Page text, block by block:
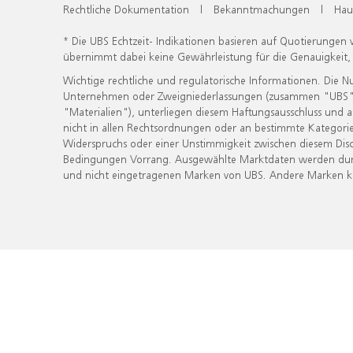
Rechtliche Dokumentation | Bekanntmachungen |
* Die UBS Echtzeit- Indikationen basieren auf
übernimmt dabei keine Gewährleistung für die
Wichtige rechtliche und regulatorische Informationen. Die
Unternehmen oder Zweigniederlassungen (zusammen
"Materialien"), unterliegen diesem Haftungsausschluss
nicht in allen Rechtsordnungen oder an bestimmte
Widerspruchs oder einer Unstimmigkeit zwischen diesem
Bedingungen Vorrang. Ausgewählte Marktdaten werden
und nicht eingetragenen Marken von UBS. Andere Marken